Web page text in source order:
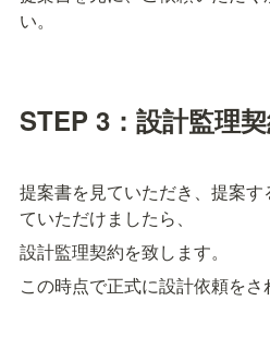
い。
STEP 3：設計監理
提案書を見ていただき、提案
ていただけましたら、
設計監理契約を致します。
この時点で正式に設計依頼をさ